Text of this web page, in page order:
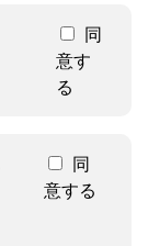
同
意す
る
同
意する